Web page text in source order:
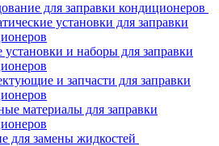
для заправки кондиционеров
установки для заправки
и наборы для заправки
и запчасти для заправки
материалы для заправки
для замены жидкостей